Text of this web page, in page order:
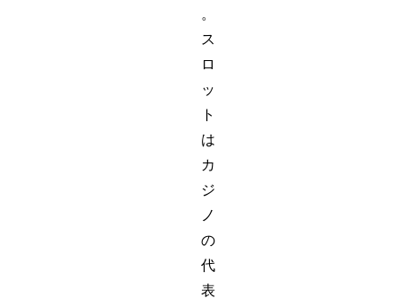
。
ス
ロ
ッ
ト
は
カ
ジ
ノ
の
代
表